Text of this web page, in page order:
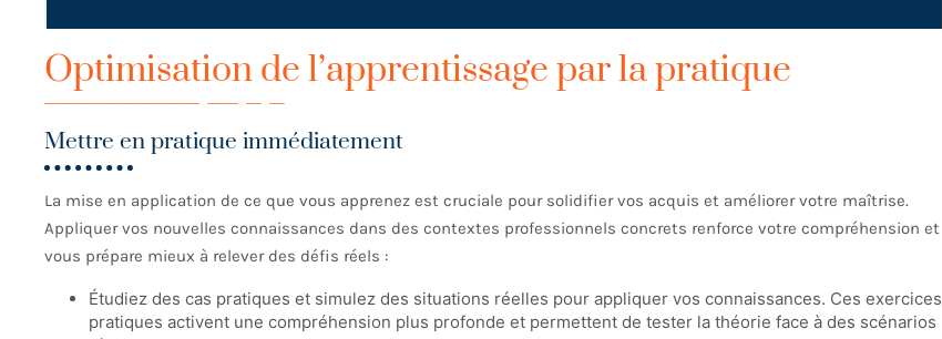
Optimisation de l’apprentissage par la pratique
Mettre en pratique immédiatement
La mise en application de ce que vous apprenez est cruciale pour solidifier vos acquis et améliorer votre maîtrise.
Appliquer vos nouvelles connaissances dans des contextes professionnels concrets renforce votre compréhension et
vous prépare mieux à relever des défis réels :
Étudiez des cas pratiques et simulez des situations réelles pour appliquer vos connaissances. Ces exercices
pratiques activent une compréhension plus profonde et permettent de tester la théorie face à des scénarios